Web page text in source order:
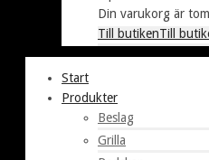
Din varukorg är
Till butikenTill
Start
Produkter
Beslag
Grilla